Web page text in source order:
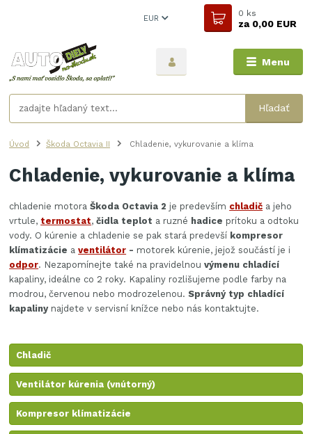
Menu
EUR
Hľadať
0 ks
za0,00 EUR
Úvod Škoda Octavia II Chladenie, vykurovanie a klíma
Chladenie, vykurovanie a klíma
chladenie motoraŠkoda Octavia 2 je predevším chladič a jeho
vrtule,termostat,čidla teplot a ruzné hadice prítoku a odtoku
vody. O kúrenie a chladenie se pak stará predevší kompresor
klímatizácie aventilátor - motorek kúrenie, jejož součástí je i
odpor. Nezapomínejte také na pravidelnouvýmenu chladící
kapaliny, ideálne co 2 roky. Kapaliny rozlišujeme podlefarby na
modrou, červenou nebo modrozelenou.Správný typ chladící
kapalinynajdete v servisní knížce nebo nás kontaktujte.
Chladič
Ventilátor kúrenia (vnútorný)
Kompresor klímatizácie